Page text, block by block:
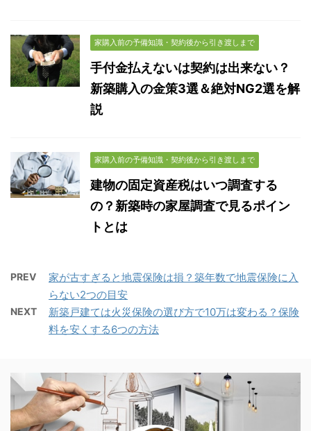
家購入前の予備知識・契約後から引き渡しまで
手付金払えないは契約は出来ない？
新築購入の金策3選＆絶対NG2選を解
説
家購入前の予備知識・契約後から引き渡しまで
建物の固定資産税はいつ調査する
の？新築時の家屋調査で見るポイン
トとは
PREV
家が古すぎると地震保険は損？築年数で地震保険に入
らない2つの目安
NEXT
新築戸建ては火災保険の選び方で10万は変わる？保険
料を安くする6つの方法